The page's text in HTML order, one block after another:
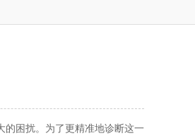
困扰。为了更精准地诊断这一